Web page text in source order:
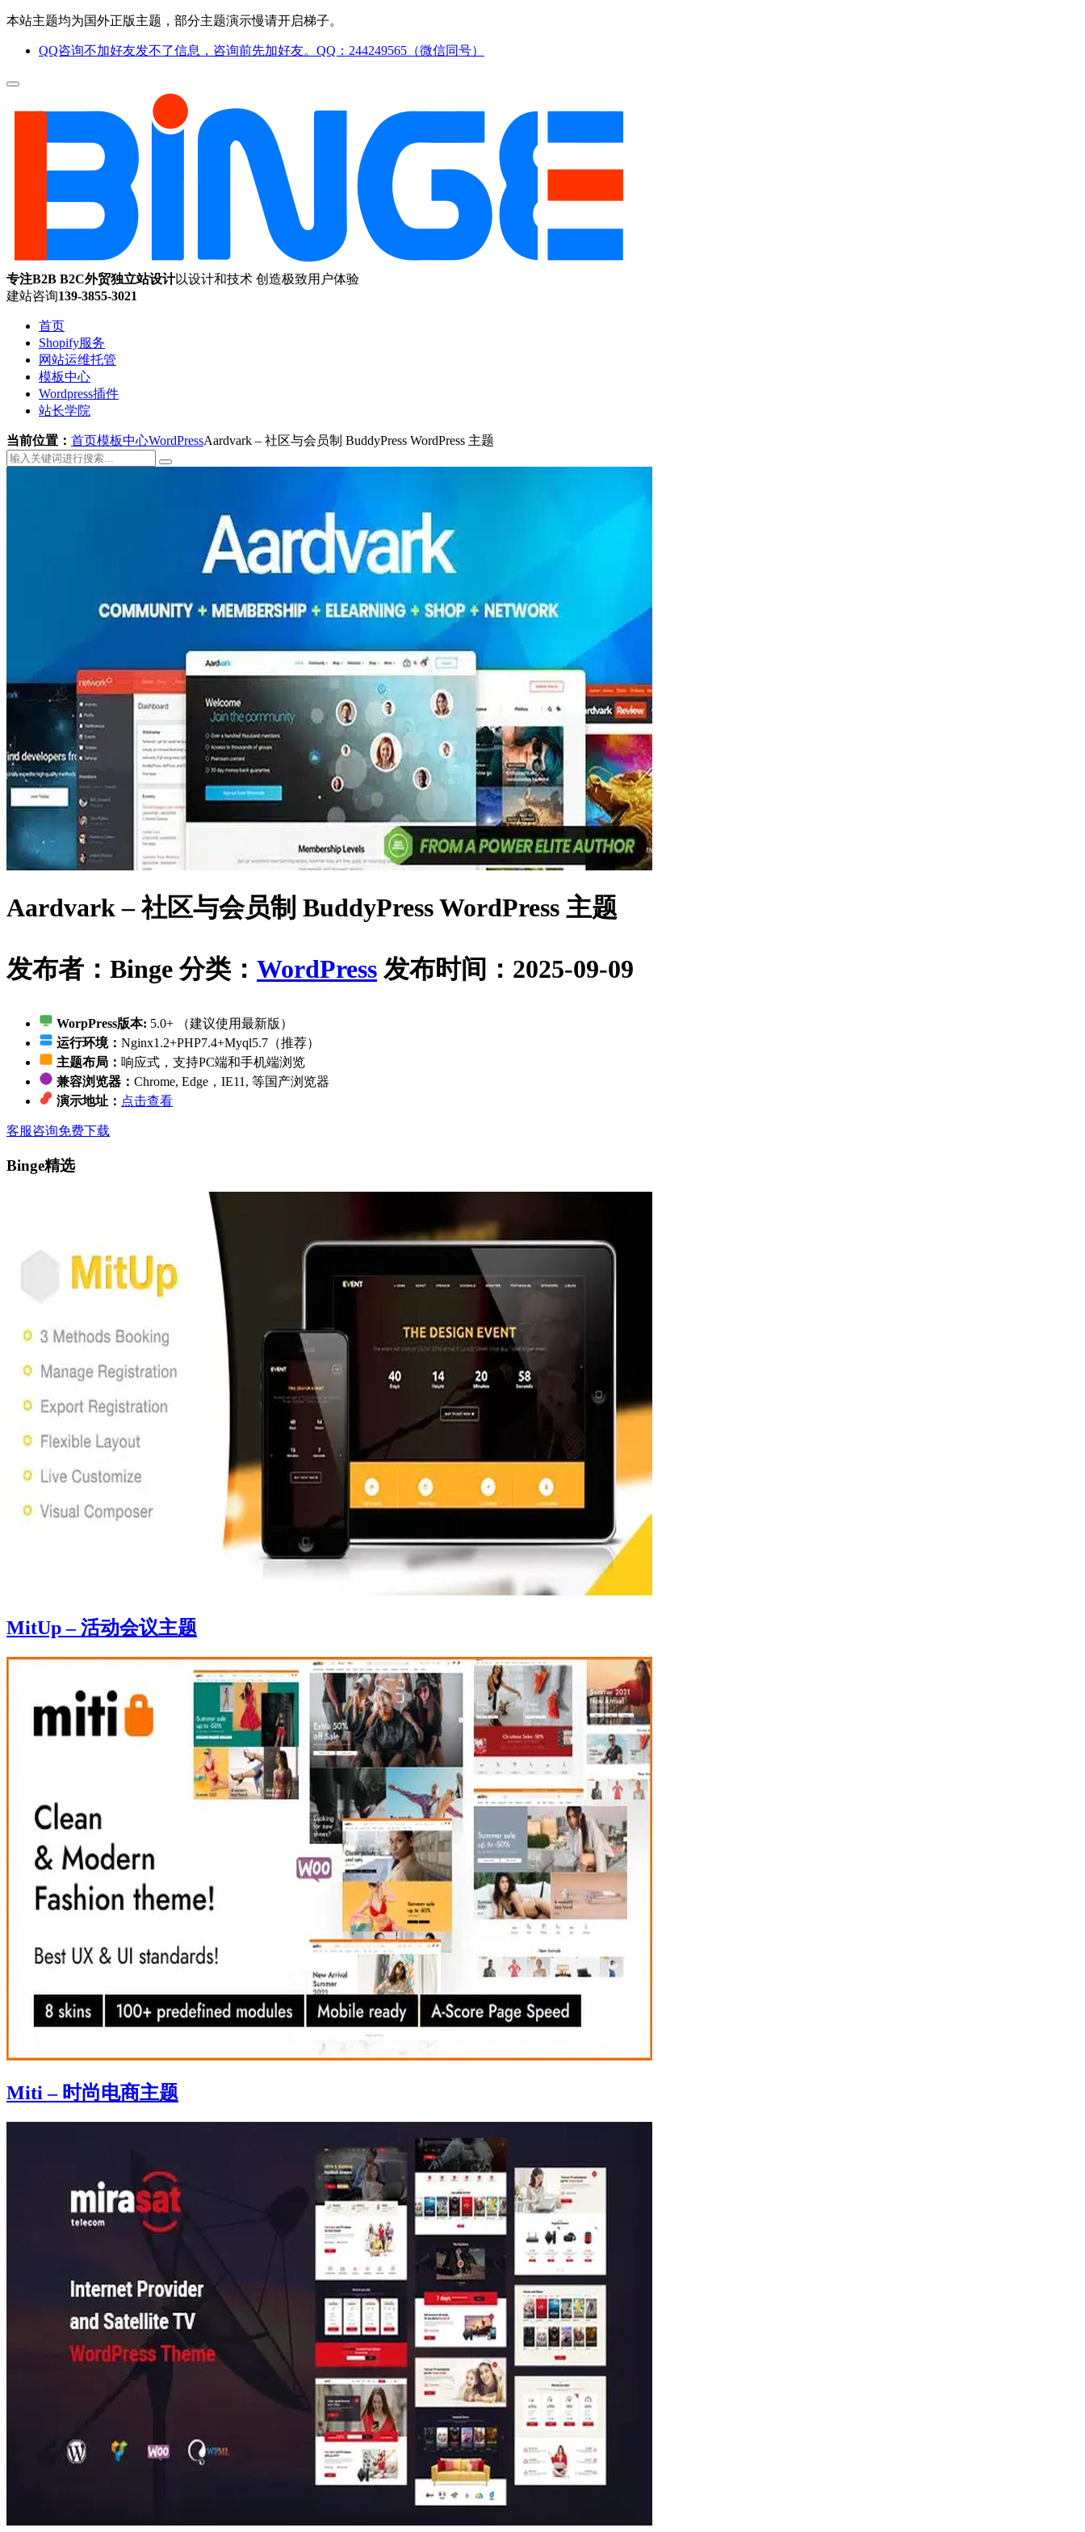
本站主题均为国外正版主题，部分主题演示慢请开启梯子。
QQ咨询不加好友发不了信息，咨询前先加好友。QQ：244249565（微信同号）
专注B2B B2C外贸独立站设计以设计和技术 创造极致用户体验
建站咨询139-3855-3021
首页
Shopify服务
网站运维托管
模板中心
Wordpress插件
站长学院
当前位置： 首页模板中心WordPressAardvark – 社区与会员制 BuddyPress WordPress 主题
Aardvark – 社区与会员制 BuddyPress WordPress 主题
发布者：Binge 分类： WordPress 发布时间：2025-09-09
WorpPress版本: 5.0+ （建议使用最新版）
运行环境： Nginx1.2+PHP7.4+Myql5.7（推荐）
主题布局： 响应式，支持PC端和手机端浏览
兼容浏览器： Chrome, Edge，IE11, 等国产浏览器
演示地址： 点击查看
客服咨询免费下载
Binge精选
MitUp – 活动会议主题
Miti – 时尚电商主题